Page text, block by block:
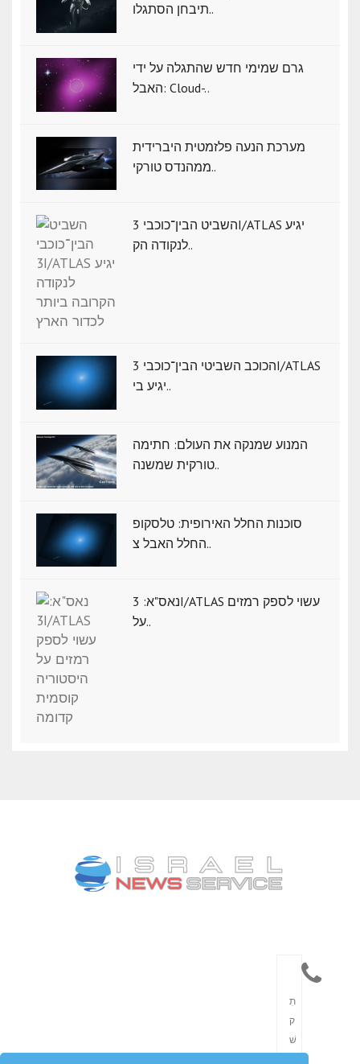
תיבחן הסתגלו..
גרם שמימי חדש שהתגלה על ידי
האבל: Cloud-..
מערכת הנעה פלזמטית היברידית
ממהנדס טורקי..
השביט הבין־כוכבי 3I/ATLAS יגיע
לנקודה הק..
הכוכב השביטי הבין־כוכבי 3I/ATLAS
יגיע בי..
המנוע שמנקה את העולם: חתימה
טורקית שמשנה..
סוכנות החלל האירופית: טלסקופ
החלל האבל צ..
נאס"א: ‏3I/ATLAS עשוי לספק רמזים
על..
תִ
ק
שׁ